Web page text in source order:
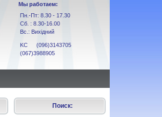
Мы работаем:
Пн.-Пт: 8.30 - 17.30
Сб. : 8.30-16.00
Вс.: Вихідний
KC (096)3143705
(067)3988905
Поиск: